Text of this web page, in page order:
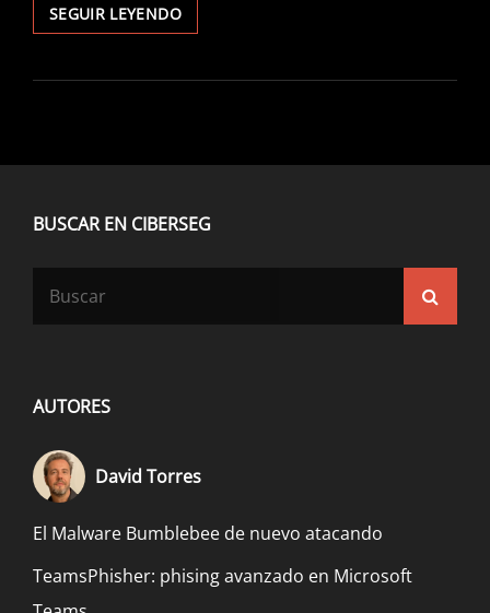
SEGUIR LEYENDOVULNERABILIDAD
EN
AUTOMATION
BUSCAR EN CIBERSEG
AUTORES
David Torres
El Malware Bumblebee de nuevo atacando
TeamsPhisher: phising avanzado en Microsoft